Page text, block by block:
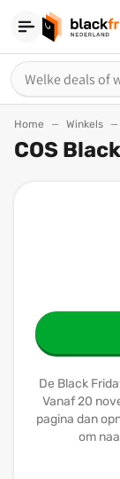
Home Winkels
COS
De Black
Vanaf 20
pagina dan
om